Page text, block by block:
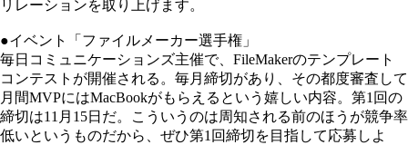
リレーションを取り上げます。
●イベント「ファイルメーカー選手権」
毎日コミュニケーションズ主催で、FileMakerのテンプレート
コンテストが開催される。毎月締切があり、その都度審査して
月間MVPにはMacBookがもらえるという嬉しい内容。第1回の
締切は11月15日だ。こういうのは周知される前のほうが競争率
低いというものだから、ぜひ第1回締切を目指して応募しよ